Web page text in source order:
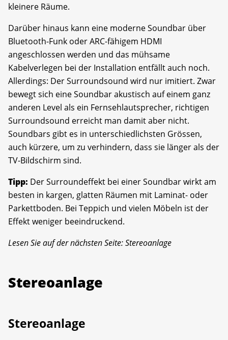
kleinere Räume.
Darüber hinaus kann eine moderne Soundbar über
Bluetooth-Funk oder ARC-fähigem HDMI
angeschlossen werden und das mühsame
Kabelverlegen bei der Installation entfällt auch noch.
Allerdings: Der Surroundsound wird nur imitiert. Zwar
bewegt sich eine Soundbar akustisch auf einem ganz
anderen Level als ein Fernsehlautsprecher, richtigen
Surroundsound erreicht man damit aber nicht.
Soundbars gibt es in unterschiedlichsten Grössen,
auch kürzere, um zu verhindern, dass sie länger als der
TV-Bildschirm sind.
Tipp: Der Surroundeffekt bei einer Soundbar wirkt am
besten in kargen, glatten Räumen mit Laminat- oder
Parkettboden. Bei Teppich und vielen Möbeln ist der
Effekt weniger beeindruckend.
Lesen Sie auf der nächsten Seite: Stereoanlage
Stereoanlage
Stereoanlage